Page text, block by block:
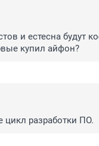
и естесна будут
купил айфон?
цикл разработки ПО.